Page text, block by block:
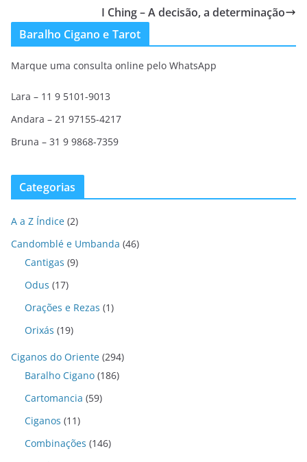
I Ching – A decisão, a determinação
Baralho Cigano e Tarot
Marque uma consulta online pelo WhatsApp
Lara – 11 9 5101-9013
Andara – 21 97155-4217
Bruna – 31 9 9868-7359
Categorias
A a Z Índice (2)
Candomblé e Umbanda (46)
Cantigas (9)
Odus (17)
Orações e Rezas (1)
Orixás (19)
Ciganos do Oriente (294)
Baralho Cigano (186)
Cartomancia (59)
Ciganos (11)
Combinações (146)